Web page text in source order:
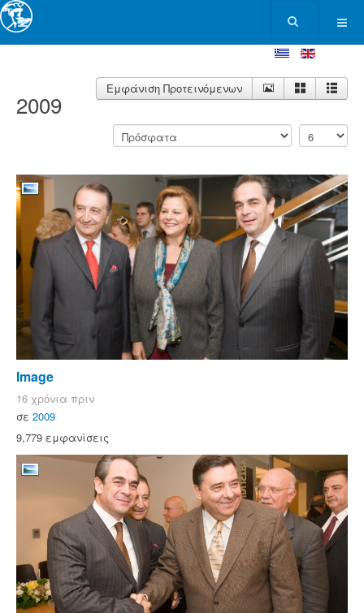
2009
Εμφάνιση Προτεινόμενων
Image
16 χρόνια πριν
σε 2009
9,779 εμφανίσεις